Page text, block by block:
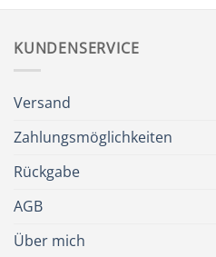
KUNDENSERVICE
Versand
Zahlungsmöglichkeiten
Rückgabe
AGB
Über mich